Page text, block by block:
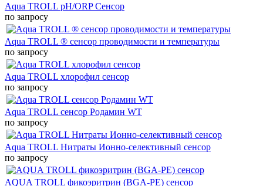
Aqua TROLL pH/ORP Сенсор
по запросу
Aqua TROLL ® сенсор проводимости и температуры
по запросу
Aqua TROLL хлорофил сенсор
по запросу
Aqua TROLL сенсор Родамин WT
по запросу
Aqua TROLL Нитраты Ионно-селективный сенсор
по запросу
AQUA TROLL фикоэритрин (BGA-PE) сенсор